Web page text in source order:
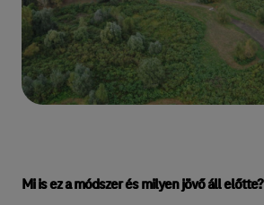
Mi is ez a módszer és milyen jövő áll előtte?